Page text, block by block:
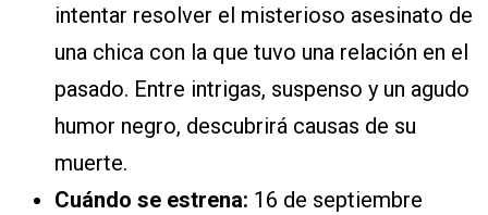
intentar resolver el misterioso asesinato de
una chica con la que tuvo una relación en el
pasado. Entre intrigas, suspenso y un agudo
humor negro, descubrirá causas de su
muerte.
Cuándo se estrena: 16 de septiembre